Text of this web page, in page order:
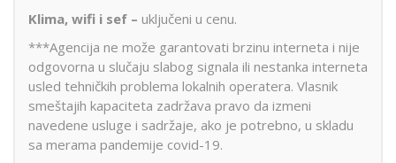
Klima, wifi i sef – uključeni u cenu.
***Agencija ne može garantovati brzinu interneta i nije
odgovorna u slučaju slabog signala ili nestanka interneta
usled tehničkih problema lokalnih operatera. Vlasnik
smeštajih kapaciteta zadržava pravo da izmeni
navedene usluge i sadržaje, ako je potrebno, u skladu
sa merama pandemije covid-19.